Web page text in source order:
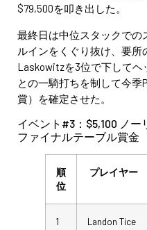
$79,500を叩き出した。
最終日は中位スタックでの
ルインをくぐり抜け、要
Laskowitzを3位で下してヘ
との一騎打ちを制して今季
賞）を確定させた。
イベント#3：$5,100 ノ
ファイナルテーブル賞金
順
位
プレイヤー
1 Landon Tice